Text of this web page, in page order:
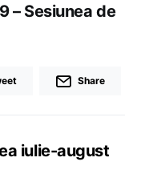
– Sesiunea de
Share
iulie-august